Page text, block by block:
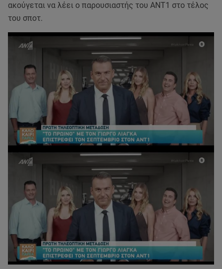
ακούγεται να λέει ο παρουσιαστής του ΑΝΤ1 στο τέλος
του σποτ.